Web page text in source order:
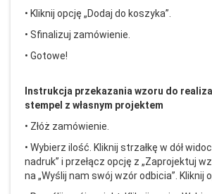
• Kliknij opcję „Dodaj do koszyka”.
• Sfinalizuj zamówienie.
• Gotowe!
Instrukcja przekazania wzoru do
stempel z własnym projektem
• Złóż zamówienie.
• Wybierz ilość. Kliknij strzałkę w dół
nadruk” i przełącz opcję z „Zaprojektuj wz
na „Wyślij nam swój wzór odbicia”. Kliknij